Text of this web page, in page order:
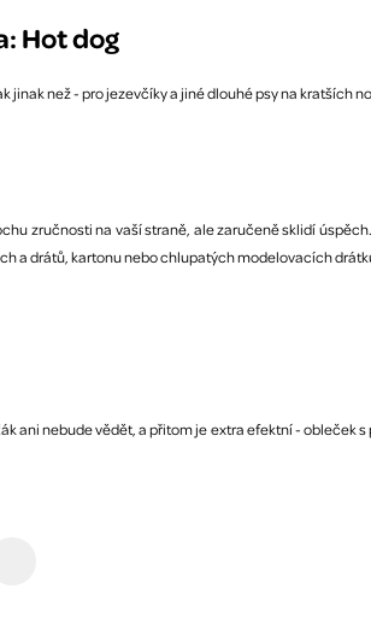
Hot dog
jinak než - pro jezevčíky a jiné dlouhé psy na
zručnosti na vaší straně, ale zaručeně sklidí
a drátů, kartonu nebo chlupatých modelovacích
ani nebude vědět, a přitom je extra efektní -